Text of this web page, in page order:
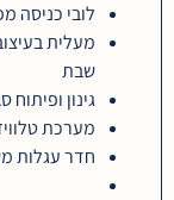
לובי כניסה
שבת
גינון
מערכת
חדר עגלות